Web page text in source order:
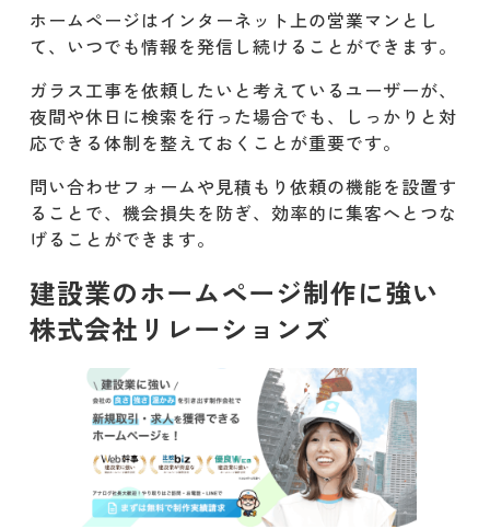
お客様の声・口コミ
よくある質問（FAQ）
お問い合わせフォームと電話番号
建設業が集客・求人をする際にホーム
ページ以外に必要なもの
ロゴマーク
名刺
パンフレット
看板
封筒
ホームページはインターネット上の営業マンとし
て、いつでも情報を発信し続けることができます。
ガラス工事を依頼したいと考えているユーザーが、
夜間や休日に検索を行った場合でも、しっかりと対
応できる体制を整えておくことが重要です。
問い合わせフォームや見積もり依頼の機能を設置す
ることで、機会損失を防ぎ、効率的に集客へとつな
げることができます。
建設業のホームページ制作に強い
株式会社リレーションズ